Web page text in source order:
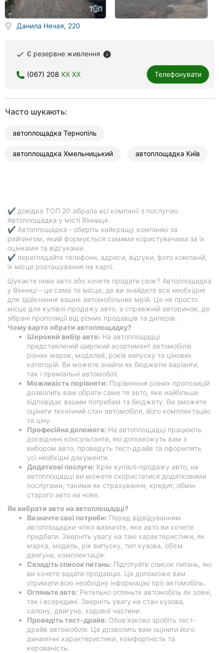
Данила Нечая, 220
done Є резервне живлення info
(067) 208 XX XX Телефонувати
Часто шукають:
автоплощадка Тернопіль
автоплощадка Хмельницький автоплощадка Київ
✔ довідка ТОП 20 зібрала всі компанії з послугою
Автоплощадка у місті Вінниця.
✔ Автоплощадка - оберіть найкращу компанію за
рейтингом, який формується самими користувачами за їх
оцінками та відгуками.
✔ переглядайте телефони, адреси, відгуки, фото компаній,
їх місце розташування на карті.
Шукаєте нове авто або хочете продати своє? Автоплощадка
у Вінниці – це саме те місце, де ви знайдете все необхідне
для здійснення ваших автомобільних мрій. Це не просто
місце для купівлі-продажу авто, а справжній авторинок, де
зібрані пропозиції від різних продавців та дилерів.
Чому варто обрати автоплощадку?
Широкий вибір авто: На автоплощадці
представлений широкий асортимент автомобілів
різних марок, моделей, років випуску та цінових
категорій. Ви можете знайти як бюджетні варіанти,
так і преміальні автомобілі.
Можливість порівняти: Порівняння різних пропозицій
дозволить вам обрати саме те авто, яке найбільше
відповідає вашим потребам та бюджету. Ви зможете
оцінити технічний стан автомобіля, його комплектацію
та ціну.
Професійна допомога: На автоплощадці працюють
досвідчені консультанти, які допоможуть вам з
вибором авто, проведуть тест-драйв та оформлять
усі необхідні документи.
Додаткові послуги: Крім купівлі-продажу авто, на
автоплощадці ви можете скористатися додатковими
послугами, такими як страхування, кредит, обмін
старого авто на нове.
Як вибрати авто на автоплощадці?
Визначте свої потреби: Перед відвідуванням
автоплощадки чітко визначте, яке авто ви хочете
придбати. Зверніть увагу на такі характеристики, як
марка, модель, рік випуску, тип кузова, об’єм
двигуна, комплектація.
Складіть список питань: Підготуйте список питань, які
ви хочете задати продавцю. Це допоможе вам
отримати всю необхідну інформацію про автомобіль.
Огляньте авто: Ретельно огляньте автомобіль як зовні,
так і всередині. Зверніть увагу на стан кузова,
салону, двигуна, ходової частини.
Проведіть тест-драйв: Обов’язково зробіть тест-
драйв автомобіля. Це дозволить вам оцінити його
динамічні характеристики, комфортність та
керованість.